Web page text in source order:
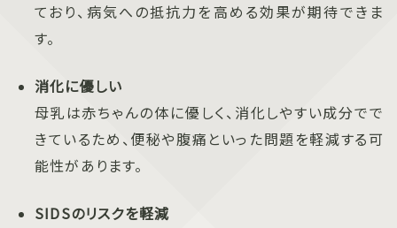
ており、病気への抵抗力を高める効果が期待できま
す。
消化に優しい
母乳は赤ちゃんの体に優しく、消化しやすい成分でで
きているため、便秘や腹痛といった問題を軽減する可
能性があります。
SIDSのリスクを軽減